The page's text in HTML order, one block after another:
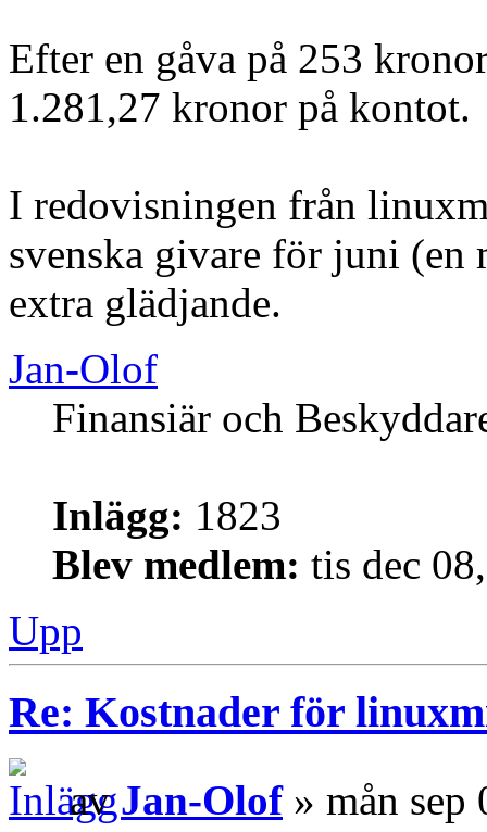
Efter en gåva på 253
1.281,27 kronor på kontot.
I redovisningen från
svenska givare för juni
extra glädjande.
Jan-Olof
Finansiär och
Inlägg: 1823
Blev medlem: tis dec
Upp
Re: Kostnader för
avJan-Olof» mån sep